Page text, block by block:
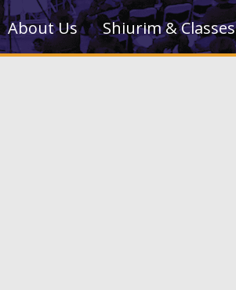
About Us Shiurim & Classes